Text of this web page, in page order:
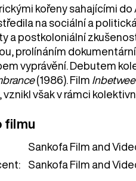
kořeny sahajícími do
na sociální a
a postkoloniální
prolínáním
vyprávění. Debutem
(1986). Film
vznikl však v rámci
filmu
Sankofa Film and
Sankofa Film and